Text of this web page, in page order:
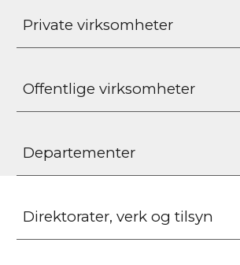
Private virksomheter
Offentlige virksomheter
Departementer
Direktorater, verk og tilsyn